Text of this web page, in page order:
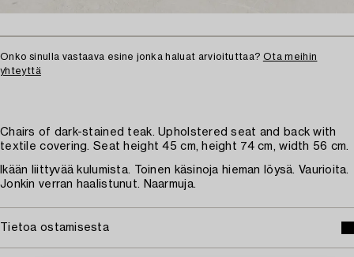
Onko sinulla vastaava esine jonka haluat arvioituttaa? Ota meihin
yhteyttä
Chairs of dark-stained teak. Upholstered seat and back with
textile covering. Seat height 45 cm, height 74 cm, width 56 cm.
Ikään liittyvää kulumista. Toinen käsinoja hieman löysä. Vaurioita.
Jonkin verran haalistunut. Naarmuja.
Tietoa ostamisesta